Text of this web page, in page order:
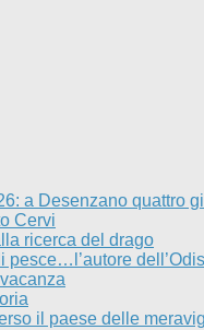
a Desenzano quattro
Cervi
ricerca del drago
pesce…l’autore
il paese delle